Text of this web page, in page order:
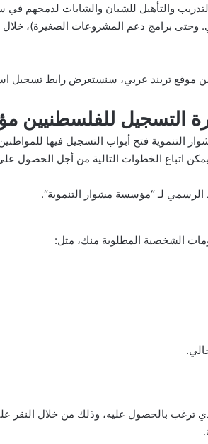
والتأهيل للشبان والشابات لدمجهم
وحتى برامج دعم المشروعات الصغيرة)،
من موقع تريند عربي، سنستعرض رابط تسجيل
التسجيل للفلسطنيين
التنموية فتح أبواب التسجيل فيها
اتباع الخطوات التالية من أجل الحصول
الرسمي لـ “مؤسسة مشوار التنموية“.
الشخصية المطلوبة منك، مثل:
ترغب بالحصول عليه، وذلك من خلال النقر